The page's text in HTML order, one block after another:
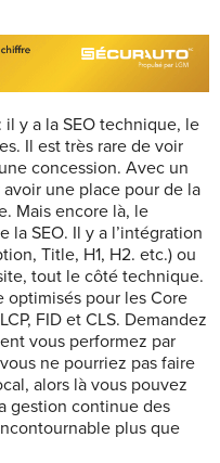
il y a la SEO technique, le
Il est très rare de voir
concession. Avec un
une place pour de la
Mais encore là, le
la SEO. Il y a l’intégration
Title, H1, H2. etc.) ou
tout le côté technique.
optimisés pour les Core
FID et CLS. Demandez
vous performez par
ne pourriez pas faire
alors là vous pouvez
gestion continue des
plus que